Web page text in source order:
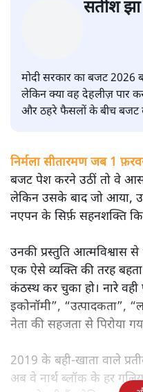
सतीश झा
मोदी सरकार का बजट 2026
और ठहरे फैसलों के बीच बजट
बजट पेश करने उठीं तो वे
लेकिन उसके बाद जो आया,